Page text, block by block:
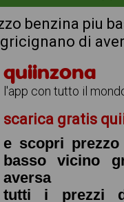
benzina piu
gricignano di
quiinzona
l'app con tutto il
scarica gratis
e scopri
basso vicino
aversa
tutti i prezzi